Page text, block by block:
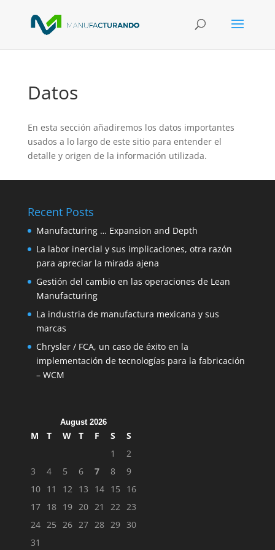
Datos
En esta sección añadiremos los datos importantes
usados a lo largo de este sitio para entender el
detalle y origen de la información utilizada.
Recent Posts
Manufacturing … Expansion and Depth
La labor inercial y sus implicaciones, otra razón
para apreciar la mirada ajena
Gestión del cambio en las operaciones de Lean
Manufacturing
La industria de manufactura mexicana y sus
marcas
Chrysler / FCA, un caso de éxito en la
implementación de tecnologías para la fabricación
– WCM
August 2026
M T W T F S
S
1
2
3
4 5 6 7 8
9
10 11 12 13 14 15
16
17 18 19 20 21 22 23
24 25 26 27 28 29 30
31